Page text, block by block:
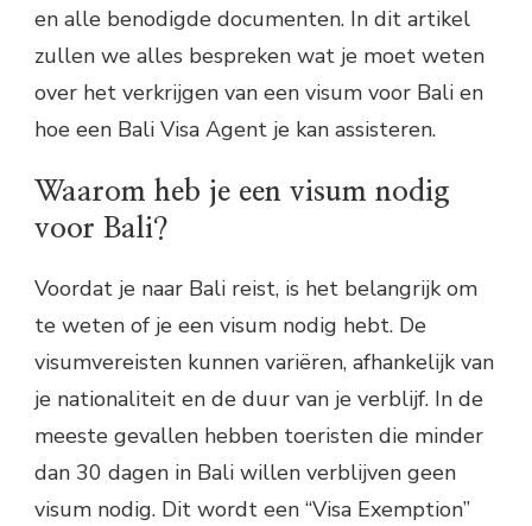
en alle benodigde documenten. In dit artikel
zullen we alles bespreken wat je moet weten
over het verkrijgen van een visum voor Bali en
hoe een Bali Visa Agent je kan assisteren.
Waarom heb je een visum nodig
voor Bali?
Voordat je naar Bali reist, is het belangrijk om
te weten of je een visum nodig hebt. De
visumvereisten kunnen variëren, afhankelijk van
je nationaliteit en de duur van je verblijf. In de
meeste gevallen hebben toeristen die minder
dan 30 dagen in Bali willen verblijven geen
visum nodig. Dit wordt een “Visa Exemption”